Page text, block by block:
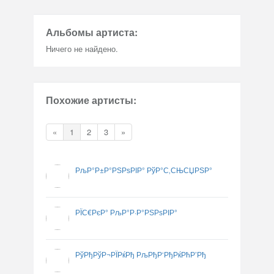
Альбомы артиста:
Ничего не найдено.
Похожие артисты:
« 1 2 3 »
РљР°Р±Р°РЅРѕРІР° РўР°С‚СЊСЏРЅР°
РЇС€РєР° РљР°Р·Р°РЅРѕРІР°
РўРђРўР¬РЇРќРђ РљРђР‘РђРќРћР’Рђ